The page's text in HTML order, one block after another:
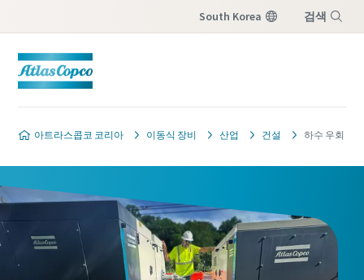
South Korea 검색
아트라스콥코 코리아 이동식 장비 산업 건설 하수 우회